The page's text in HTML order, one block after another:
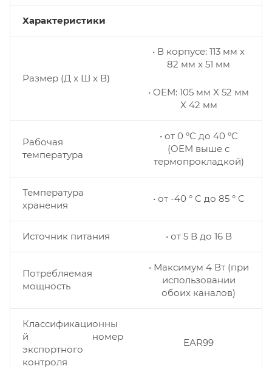
Характеристики
Размер (Д x Ш x В)
• В корпусе: 113 мм x
82 мм x 51 мм
• OEM: 105 мм X 52 мм
X 42 мм
Рабочая
температура
• от 0 ºC до 40 ºC
(OEM выше с
термопрокладкой)
Температура
хранения
• от -40 ° C до 85 ° C
Источник питания • от 5 В до 16 В
Потребляемая
мощность
• Максимум 4 Вт (при
использовании
обоих каналов)
Классификационны
й номер
экспортного
контроля
EAR99